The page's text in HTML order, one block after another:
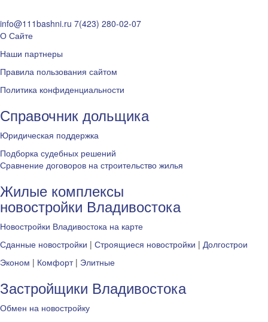
info@111bashni.ru 7(423) 280-02-07
О Сайте
Наши партнеры
Правила пользования сайтом
Политика конфиденциальности
Справочник дольщика
Юридическая поддержка
Подборка судебных решений
Сравнение договоров на строительство жилья
Жилые комплексы
новостройки Владивостока
Новостройки Владивостока на карте
Сданные новостройки | Строящиеся новостройки | Долгострои
Эконом | Комфорт| Элитные
Застройщики Владивостока
Обмен на новостройку